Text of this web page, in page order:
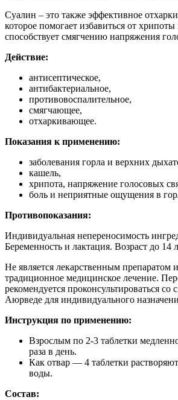
Суалин – это также эффективное
которое помогает избавиться от хрипоты
способствует смягчению напряжения
Действие:
антисептическое,
антибактериальное,
противовоспалительное,
смягчающее,
отхаркивающее.
Показания к применению:
заболевания горла и верхних
кашель,
хрипота, напряжение голосовых
боль и неприятные ощущения в
Противопоказания:
Индивидуальная непереносимость
Беременность и лактация. Возраст до 14
Не является лекарственным препаратом
традиционное медицинское лечение.
рекомендуется проконсультироваться со
Аюрведе для индивидуального
Инструкция по применению:
Взрослым по 2-3 таблетки
раза в день.
Как отвар — 4 таблетки
воды.
Состав: